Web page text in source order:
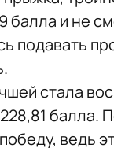
балла и не
подавать
стала
балла.
ведь